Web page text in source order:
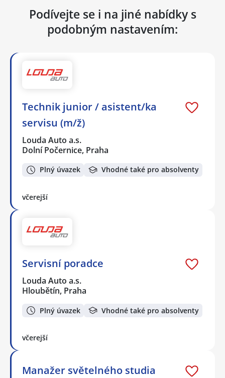
Podívejte se i na jiné nabídky s
podobným nastavením:
Technik junior / asistent/ka
servisu (m/ž)
Louda Auto a.s.
Dolní Počernice, Praha
Plný úvazek Vhodné také pro absolventy
včerejší
Servisní poradce
Louda Auto a.s.
Hloubětín, Praha
Plný úvazek Vhodné také pro absolventy
včerejší
Manažer světelného studia